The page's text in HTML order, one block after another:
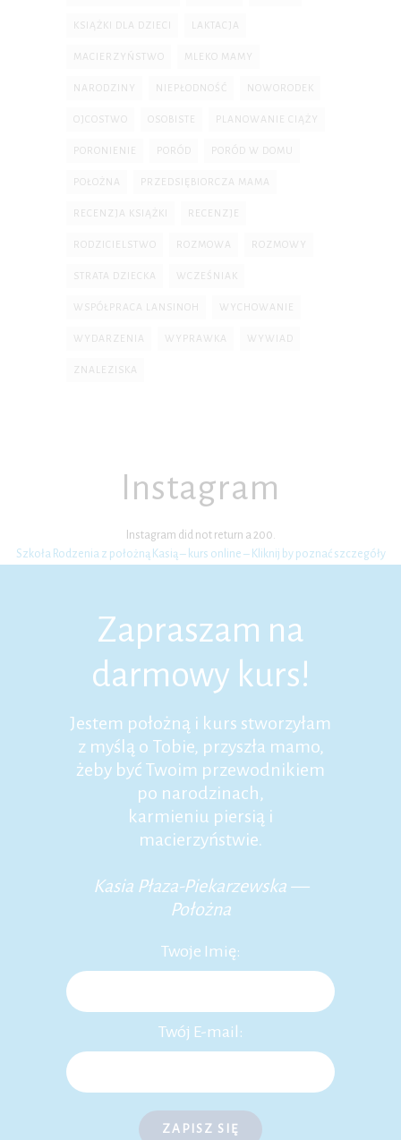
KSIĄŻKI DLA DZIECI LAKTACJA
MACIERZYŃSTWO MLEKO MAMY
NARODZINY NIEPŁODNOŚĆ NOWORODEK
OJCOSTWO OSOBISTE PLANOWANIE CIĄŻY
PORONIENIE PORÓD PORÓD W DOMU
POŁOŻNA PRZEDSIĘBIORCZA MAMA
RECENZJA KSIĄŻKI RECENZJE
RODZICIELSTWO ROZMOWA ROZMOWY
STRATA DZIECKA WCZEŚNIAK
WSPÓŁPRACA LANSINOH WYCHOWANIE
WYDARZENIA WYPRAWKA WYWIAD
ZNALEZISKA
Instagram
Instagram did not return a 200.
Szkoła Rodzenia z położną Kasią – kurs online – Kliknij by poznać szczegóły
Zapraszam na
darmowy kurs!
Jestem położną i kurs stworzyłam
z myślą o Tobie, przyszła mamo,
żeby być Twoim przewodnikiem
po narodzinach,
karmieniu piersią i
macierzyństwie.
Kasia Płaza-Piekarzewska —
Położna
Twoje Imię:
Twój E-mail:
ZAPISZ SIĘ